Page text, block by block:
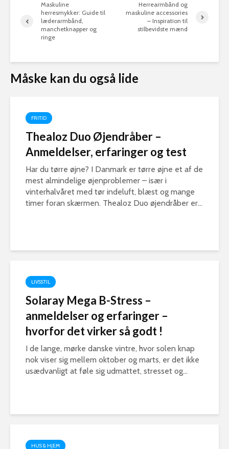
Maskuline
herresmykker: Guide til
læderarmbånd,
manchetknapper og
ringe
Herrearmbånd og
maskuline accessories
– Inspiration til
stilbevidste mænd
Måske kan du også lide
FRITID
Thealoz Duo Øjendråber –
Anmeldelser, erfaringer og test
Har du tørre øjne? I Danmark er tørre øjne et af de
mest almindelige øjenproblemer – især i
vinterhalvåret med tør indeluft, blæst og mange
timer foran skærmen. Thealoz Duo øjendråber er...
LIVSSTIL
Solaray Mega B-Stress –
anmeldelser og erfaringer –
hvorfor det virker så godt !
I de lange, mørke danske vintre, hvor solen knap
nok viser sig mellem oktober og marts, er det ikke
usædvanligt at føle sig udmattet, stresset og...
HUS & HJEM